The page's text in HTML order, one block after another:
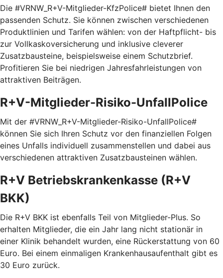
Die #VRNW_R+V-Mitglieder-KfzPolice# bietet Ihnen den
passenden Schutz. Sie können zwischen verschiedenen
Produktlinien und Tarifen wählen: von der Haftpflicht- bis
zur Vollkaskoversicherung und inklusive cleverer
Zusatzbausteine, beispielsweise einem Schutzbrief.
Profitieren Sie bei niedrigen Jahresfahrleistungen von
attraktiven Beiträgen.
R+V-Mitglieder-Risiko-UnfallPolice
Mit der #VRNW_R+V-Mitglieder-Risiko-UnfallPolice#
können Sie sich Ihren Schutz vor den finanziellen Folgen
eines Unfalls individuell zusammenstellen und dabei aus
verschiedenen attraktiven Zusatzbausteinen wählen.
R+V Betriebskrankenkasse (R+V
BKK)
Die R+V BKK ist ebenfalls Teil von Mitglieder-Plus. So
erhalten Mitglieder, die ein Jahr lang nicht stationär in
einer Klinik behandelt wurden, eine Rückerstattung von 60
Euro. Bei einem einmaligen Krankenhausaufenthalt gibt es
30 Euro zurück.